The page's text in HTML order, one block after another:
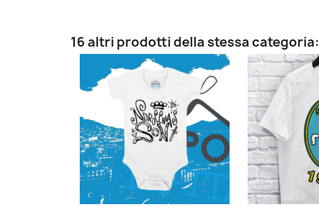
16 altri prodotti della stessa categoria: